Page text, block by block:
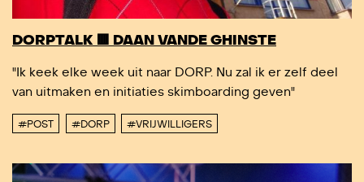
DORPTALK 🟥 DAAN VANDE GHINSTE
"Ik keek elke week uit naar DORP. Nu zal ik er zelf deel
van uitmaken en initiaties skimboarding geven"
#POST #DORP #VRIJWILLIGERS